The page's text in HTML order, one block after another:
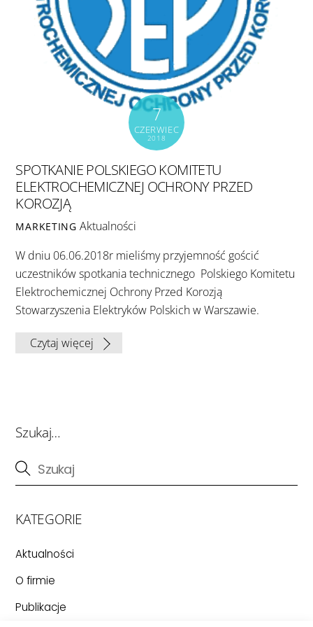
7
CZERWIEC
2018
SPOTKANIE POLSKIEGO KOMITETU
ELEKTROCHEMICZNEJ OCHRONY PRZED
KOROZJĄ
MARKETING Aktualności
W dniu 06.06.2018r mieliśmy przyjemność gościć
uczestników spotkania technicznego Polskiego Komitetu
Elektrochemicznej Ochrony Przed Korozją
Stowarzyszenia Elektryków Polskich w Warszawie.
Czytaj więcej
Szukaj…
KATEGORIE
Aktualności
O firmie
Publikacje